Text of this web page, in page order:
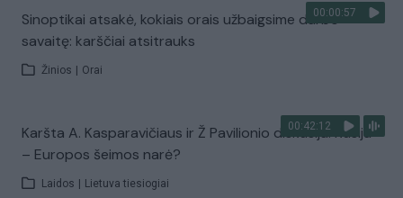
00:00:57
Sinoptikai atsakė, kokiais orais užbaigsime darbo
savaitę: karščiai atsitrauks
Žinios Orai
00:42:12
Karšta A. Kasparavičiaus ir Ž Pavilionio diskusija: Rusija
– Europos šeimos narė?
Laidos Lietuva tiesiogiai